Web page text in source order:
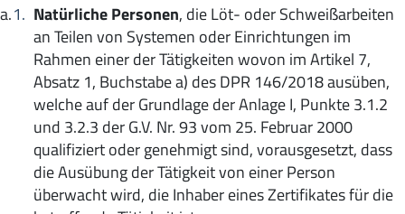
Natürliche Personen, die Löt- oder Schweißarbeiten
an Teilen von Systemen oder Einrichtungen im
Rahmen einer der Tätigkeiten wovon im Artikel 7,
Absatz 1, Buchstabe a) des DPR 146/2018 ausüben,
welche auf der Grundlage der Anlage I, Punkte 3.1.2
und 3.2.3 der G.V. Nr. 93 vom 25. Februar 2000
qualifiziert oder genehmigt sind, vorausgesetzt, dass
die Ausübung der Tätigkeit von einer Person
überwacht wird, die Inhaber eines Zertifikates für die